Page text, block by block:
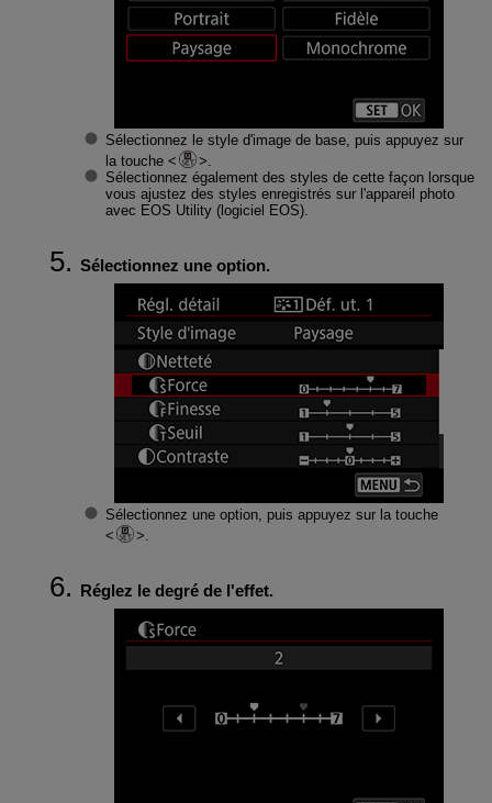
Sélectionnez le style d'image de base, puis appuyez sur
la touche
Sélectionnez également des styles de cette façon lorsque
vous ajustez des styles enregistrés sur l'appareil photo
avec EOS Utility (logiciel EOS).
Sélectionnez une option.
Sélectionnez une option, puis appuyez sur la touche
Réglez le degré de l'effet.